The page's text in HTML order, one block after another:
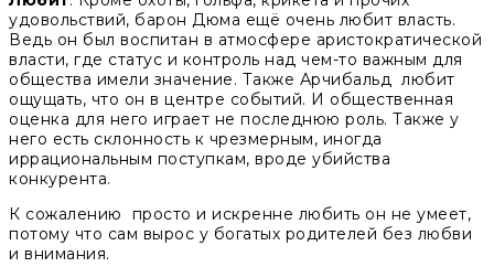
удовольствий, барон Дюма ещё очень любит власть.
Ведь он был воспитан в атмосфере аристократической
власти, где статус и контроль над чем-то важным для
общества имели значение. Также Арчибальд любит
ощущать, что он в центре событий. И общественная
оценка для него играет не последнюю роль. Также у
него есть склонность к чрезмерным, иногда
иррациональным поступкам, вроде убийства
конкурента.
К сожалению просто и искренне любить он не умеет,
потому что сам вырос у богатых родителей без любви
и внимания.